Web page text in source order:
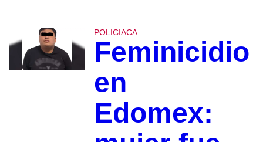
POLICIACA
Feminicidio
en
Edomex: